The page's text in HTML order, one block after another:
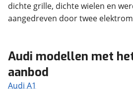
dichte grille, dichte wielen en
aangedreven door twee
Audi modellen met
aanbod
Audi A1